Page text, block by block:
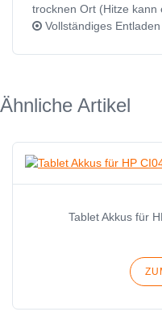
trocknen Ort (Hitze kann
Vollständiges
Ähnliche Artikel
Tablet Akkus für